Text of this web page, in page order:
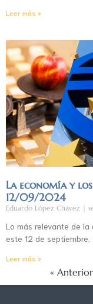
Leer más »
La economía y
12/09/2024
Eduardo López Chávez
Lo más relevante de
este 12 de
Leer más »
« Anterior